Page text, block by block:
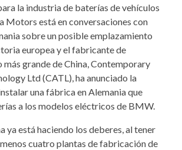
la industria de baterías de vehículos
Motors está en conversaciones con
sobre un posible emplazamiento
europea y el fabricante de
grande de China, Contemporary
Ltd (CATL), ha anunciado la
una fábrica en Alemania que
a los modelos eléctricos de BMW.
ya está haciendo los deberes, al tener
cuatro plantas de fabricación de